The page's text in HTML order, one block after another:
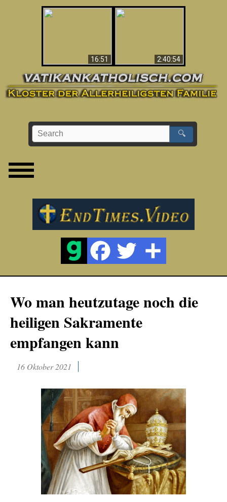
16:51
2:40:54
🔍
Wo man heutzutage noch die
heiligen Sakramente
empfangen kann
16 Oktober 2021